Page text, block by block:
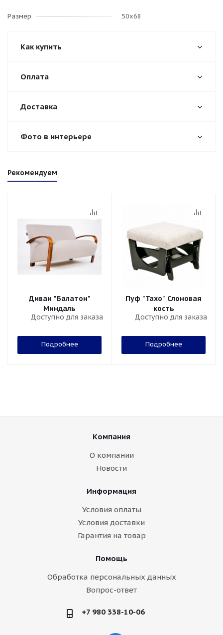
Размер 50х68
Как купить
Оплата
Доставка
Фото в интерьере
Рекомендуем
Диван "Балатон"
Миндаль
Доступно для заказа
Подробнее
Пуф "Тахо" Слоновая
кость
Доступно для заказа
Подробнее
Компания
О компании
Новости
Информация
Условия оплаты
Условия доставки
Гарантия на товар
Помощь
Обработка персональных данных
Вопрос-ответ
+7 980 338-10-06